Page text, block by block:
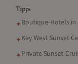
Tipps
✦Boutique-Hotels
✦Key West Sunset
✦Private Sunset-